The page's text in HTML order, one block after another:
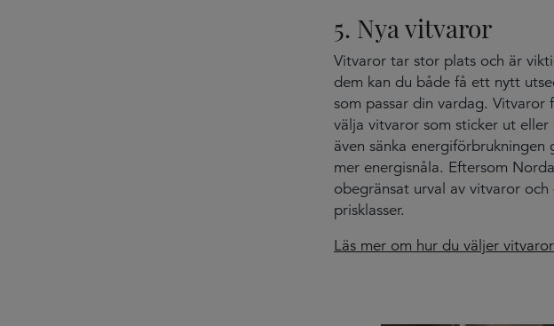
5. Nya vitvaror
Vitvaror tar stor plats och är
dem kan du både få ett nytt
som passar din vardag.
välja vitvaror som sticker ut
även sänka
mer energisnåla. Eftersom
obegränsat urval av vitvaror
prisklasser.
Läs mer om hur du väljer